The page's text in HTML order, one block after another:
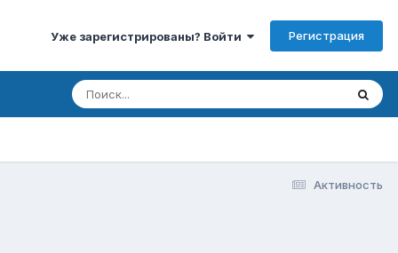
Уже зарегистрированы? Войти Регистрация
Активность